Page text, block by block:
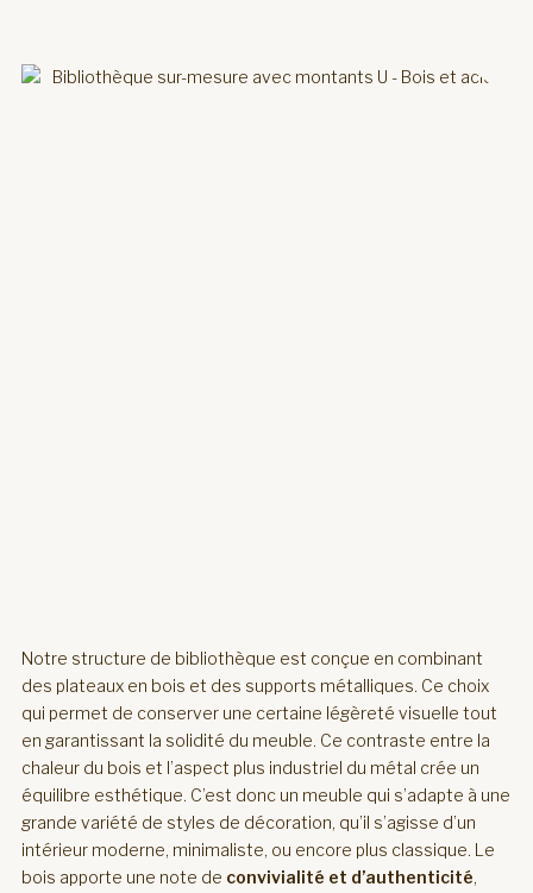
Notre structure de bibliothèque est conçue en combinant
des plateaux en bois et des supports métalliques. Ce choix
qui permet de conserver une certaine légèreté visuelle tout
en garantissant la solidité du meuble. Ce contraste entre la
chaleur du bois et l’aspect plus industriel du métal crée un
équilibre esthétique. C’est donc un meuble qui s’adapte à une
grande variété de styles de décoration, qu’il s’agisse d’un
intérieur moderne, minimaliste, ou encore plus classique. Le
bois apporte une note de convivialité et d’authenticité,